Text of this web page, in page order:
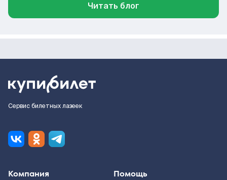
Читать блог
Сервис билетных лазеек
Компания Помощь